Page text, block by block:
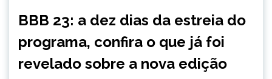
BBB 23: a dez dias da estreia do
programa, confira o que já foi
revelado sobre a nova edição